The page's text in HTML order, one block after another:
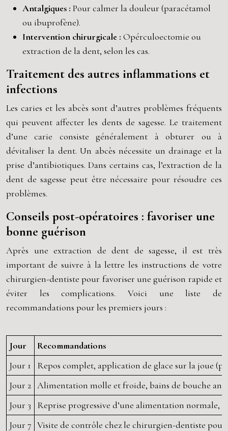
Antalgiques : Pour calmer la douleur (paracétamol
ou ibuprofène).
Intervention chirurgicale : Opérculoectomie ou
extraction de la dent, selon les cas.
Traitement des autres inflammations et
infections
Les caries et les abcès sont d’autres problèmes fréquents
qui peuvent affecter les dents de sagesse. Le traitement
d’une carie consiste généralement à obturer ou à
dévitaliser la dent. Un abcès nécessite un drainage et la
prise d’antibiotiques. Dans certains cas, l’extraction de la
dent de sagesse peut être nécessaire pour résoudre ces
problèmes.
Conseils post-opératoires : favoriser une
bonne guérison
Après une extraction de dent de sagesse, il est très
important de suivre à la lettre les instructions de votre
chirurgien-dentiste pour favoriser une guérison rapide et
éviter les complications. Voici une liste de
recommandations pour les premiers jours :
Jour
Recommandations
Jour 1
Repos complet, application de glace sur la joue
Jour 2 Alimentation molle et froide, bains de bouche
Jour 3
Reprise progressive d’une alimentation normale,
Jour 7 Visite de contrôle chez le chirurgien-dentiste